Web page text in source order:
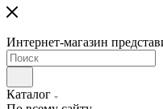
Интернет-магазин
Каталог